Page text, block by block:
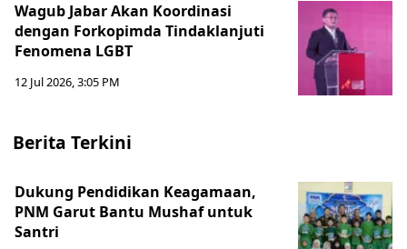
Wagub Jabar Akan Koordinasi
dengan Forkopimda Tindaklanjuti
Fenomena LGBT
12 Jul 2026, 3:05 PM
Berita Terkini
Dukung Pendidikan Keagamaan,
PNM Garut Bantu Mushaf untuk
Santri